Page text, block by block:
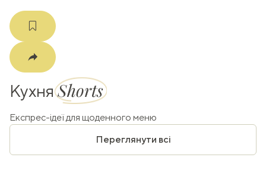
КухняShorts
Експрес-ідеї для щоденного меню
Переглянути всі